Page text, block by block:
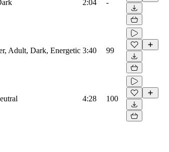
2:04 -
Adult, Dark, Energetic 3:40 99
4:28 100